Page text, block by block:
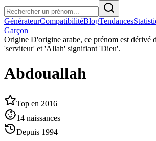
GénérateurCompatibilitéBlogTendances
Garçon
Origine D'origine arabe, ce prénom est dérivé
'serviteur' et 'Allah' signifiant 'Dieu'.
Abdouallah
Top en 2016
14 naissances
Depuis 1994